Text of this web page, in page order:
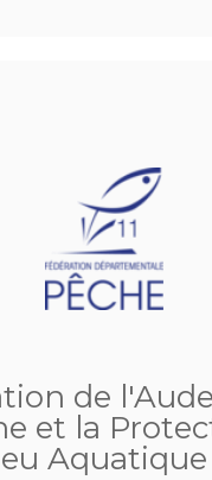
de
et la
Aquatique